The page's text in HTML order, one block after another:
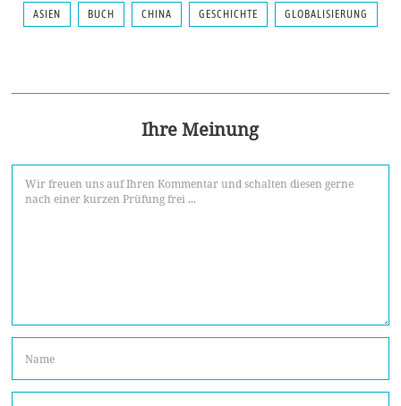
ASIEN BUCH CHINA GESCHICHTE GLOBALISIERUNG
Ihre Meinung